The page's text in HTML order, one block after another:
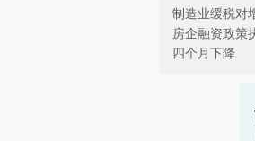
制造业缓税对
房企融资政策
四个月下降